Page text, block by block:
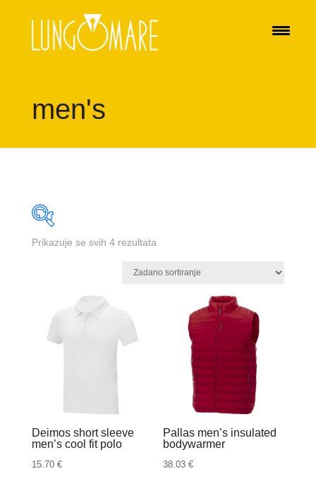
men's
Prikazuje se svih 4 rezultata
Deimos short sleeve
men’s cool fit polo
15.70 €
Pallas men’s insulated
bodywarmer
38.03€